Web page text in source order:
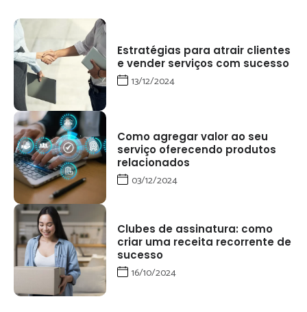
Estratégias para atrair clientes
e vender serviços com sucesso
13/12/2024
Como agregar valor ao seu
serviço oferecendo produtos
relacionados
03/12/2024
Clubes de assinatura: como
criar uma receita recorrente de
sucesso
16/10/2024